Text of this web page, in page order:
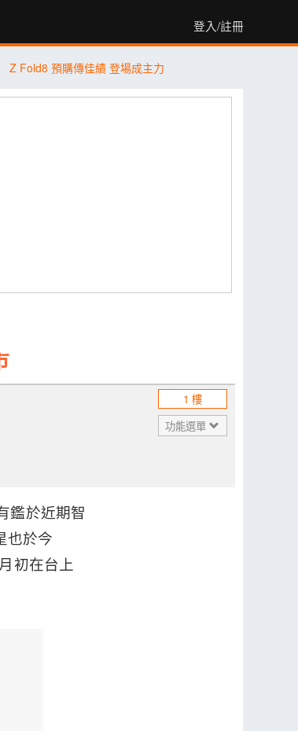
登入/註冊
Z Fold8 預購傳佳績 登場成主力
1 樓
功能選單
鑑於近期智
也於今
初在台上